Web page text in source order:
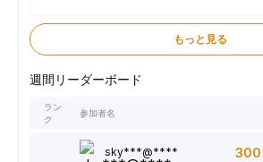
もっと見る
週間リーダーボード
ラン
ク
参加者名
sky***@**** 300